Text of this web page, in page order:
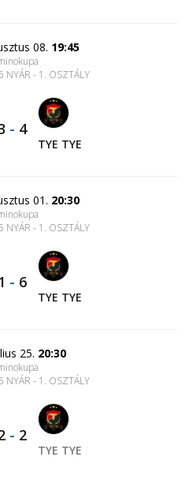
08. 19:45
NYÁR - 1. OSZTÁLY
- 4
TYE TYE
01. 20:30
NYÁR - 1. OSZTÁLY
- 6
TYE TYE
25. 20:30
NYÁR - 1. OSZTÁLY
- 2
TYE TYE